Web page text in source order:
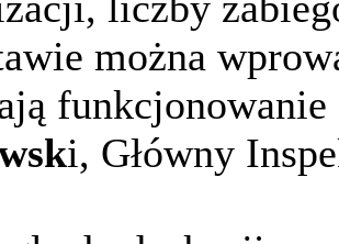
można
i, Główny